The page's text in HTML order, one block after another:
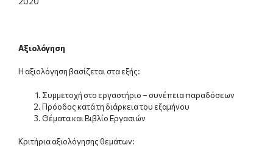
Αξιολόγηση
Η αξιολόγηση βασίζεται στα εξής:
Συμμετοχή στο εργαστήριο – συνέπεια παραδόσεων
Πρόοδος κατά τη διάρκεια του εξαμήνου
Θέματα και Βιβλίο Εργασιών
Κριτήρια αξιολόγησης θεμάτων: